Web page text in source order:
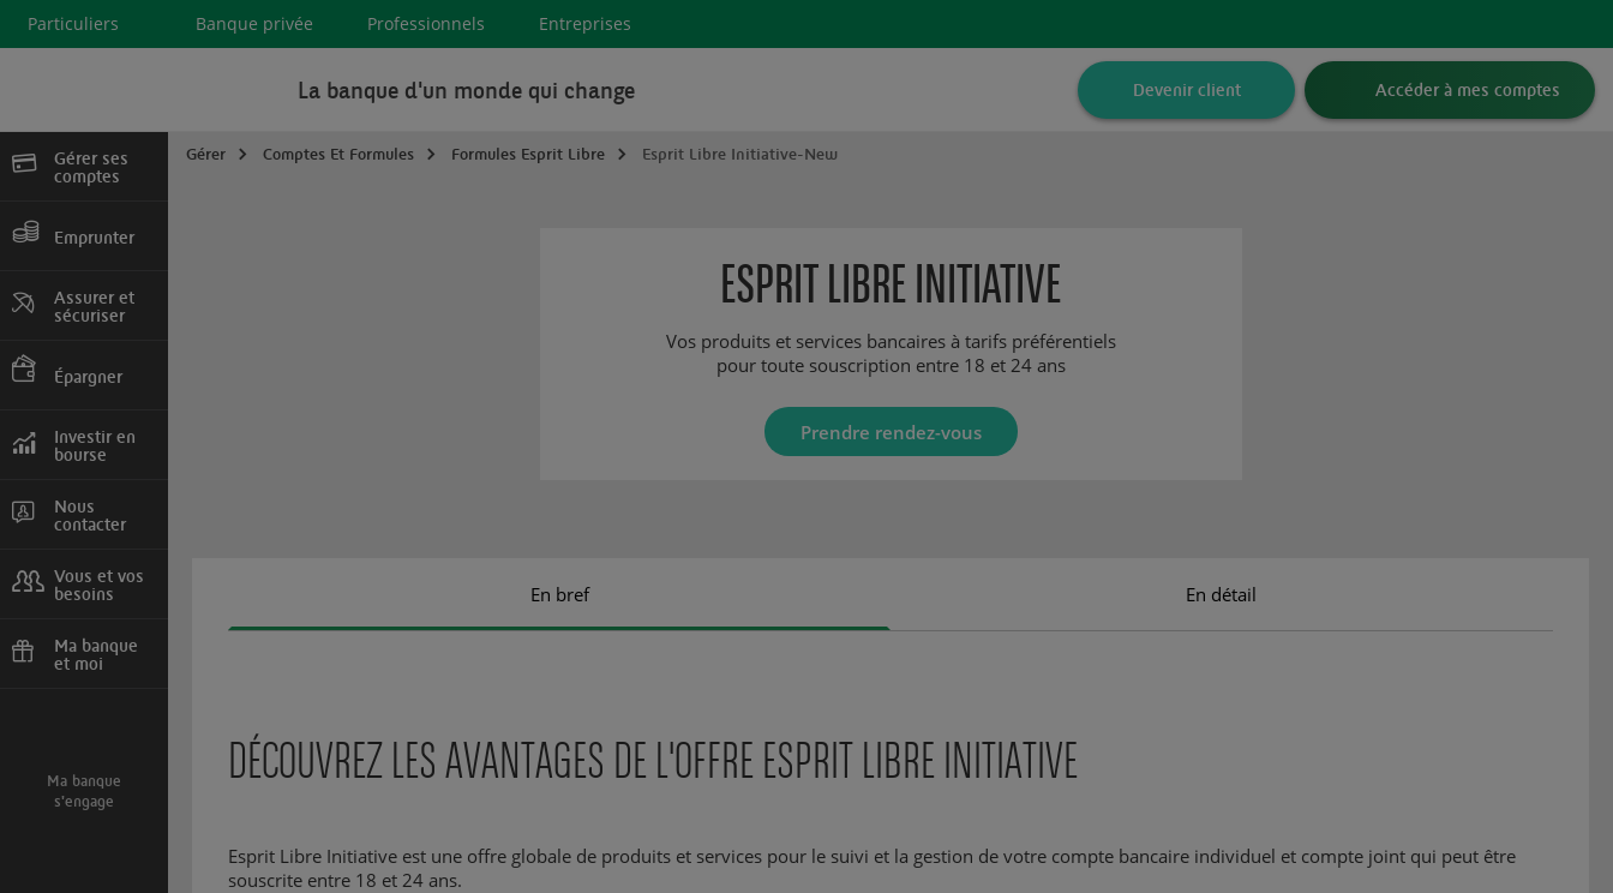
Particuliers Banque privée Professionnels Entreprises
La banque d'un monde qui change Devenir client Accéder à mes comptes
Gérer ses
comptes
et servicesEmprunter
consommation
Assurer et
sécuriser
Auto, Habitation,
PrévoyanceÉpargner
assurance vieInvestir en
bourse
Comptes, Tarifs
Nous
contacter
Vous et vos
besoins
client international
Ma banque
et moi
Ma banque
s'engage
Gérer Comptes Et Formules Formules Esprit Libre Esprit Libre Initiative-New
ESPRIT LIBRE INITIATIVE
Vos produits et services bancaires à tarifs préférentiels
pour toute souscription entre 18 et 24 ans
Prendre rendez-vous
En bref En détail
DÉCOUVREZ LES AVANTAGES DE L'OFFRE ESPRIT LIBRE INITIATIVE
Esprit Libre Initiative est une offre globale de produits et services pour le suivi et la gestion de votre compte bancaire individuel et compte joint qui peut être
souscrite entre 18 et 24 ans.